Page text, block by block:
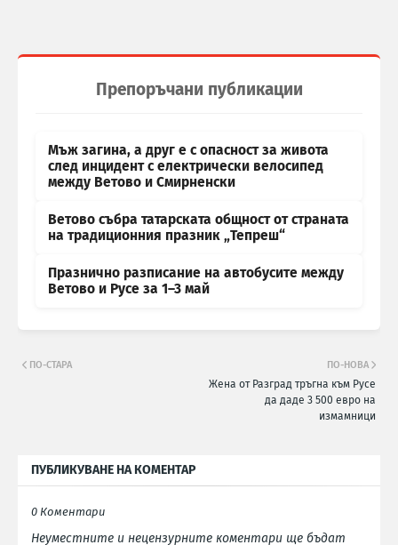
Препоръчани публикации
Мъж загина, а друг е с опасност за живота
след инцидент с електрически велосипед
между Ветово и Смирненски
Ветово събра татарската общност от страната
на традиционния празник „Тепреш“
Празнично разписание на автобусите между
Ветово и Русе за 1–3 май
ПО-НОВА
Жена от Разград тръгна към Русе
да даде 3 500 евро на
измамници
ПО-СТАРА
ПУБЛИКУВАНЕ НА КОМЕНТАР
0 Коментари
Неуместните и нецензурните коментари ще бъдат